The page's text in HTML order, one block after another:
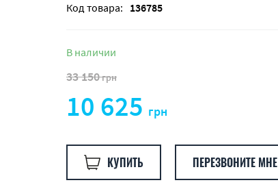
Код товара: 136785
В наличии
33 150грн
10 625 грн
КУПИТЬ ПЕРЕЗВОНИТЕ МНЕ